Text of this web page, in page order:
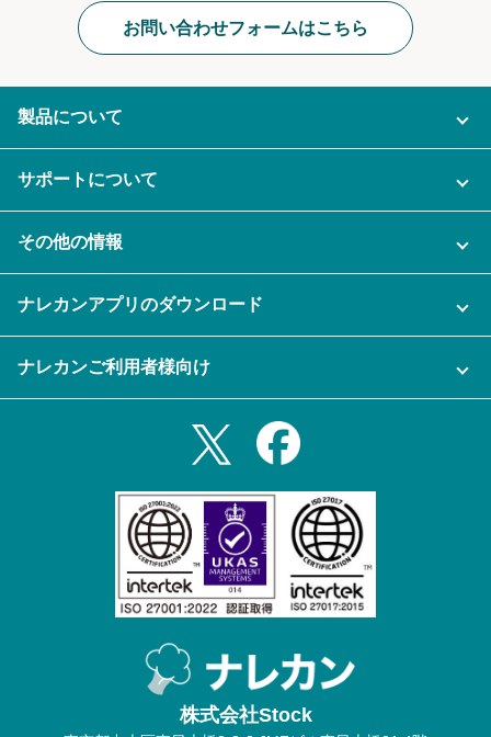
お問い合わせフォームはこちら
製品について
ご利用企業様の声
セキュリティ
資料をダウンロードする
メール自動転送機能
ナレカンの紹介動画
サポートについて
充実サポート
その他の情報
セミナー一覧
プライバシーポリシー
ナレカンアプリのダウンロード
Androidタブレットアプリ
ナレカンご利用者様向け
株式会社Stock